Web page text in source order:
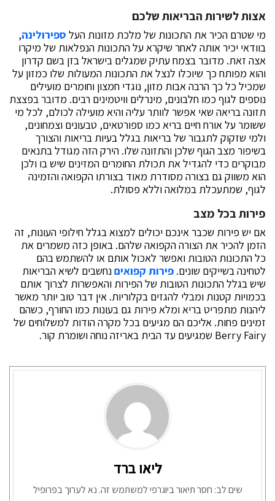
אצות לשירות הבריאות שלכם
מי שטרם הכיר את התכונות של מלכת מזונות העל ספירולינה,
בוודאי יכיר אותה לאחר שיקרא על התכונות הנפלאות של מיקרו
אצה זאת. מדובר בצמח עתיק שמגלים בישראל בזן בשם קדרון
והוא מפותח כך שיוכלו לנצל את התכונות המעולות שלו כמזון על
שמכיל כל כך הרבה אבות מזון, נוגדי חמצון וחומרים מועילים
נוספים לגוף כמו חלבונים, מינרלים וויטמינים רבים. מדובר בפצצת
תזונה בריאה שאי אפשר לוותר עליה והיא מועילה לכולם, לכל מי
ששומר על אורח חיים בריא כמו ספורטאים, טבעונים וצמחונים,
ולמי שזקוק לתגבור של בריאות בגלל בעיות בריאות והצורך
בשיפור מצב הגוף שלכן והתזונה שלו. הירק הזה מגודל בתנאים
מבוקרים כדי להגדיל את תכולת החומרים המזינים שיש בו ולכן
הוא משווק גם בצורה מסודרת מאוד בצורתו הקפואה והזמינה
לגוף, שמתעכלת במלואה וללא פסולת.
פירות בכל מצב
אם יש פירות שכבר אינכם יכולים למצוא בגלל חילופי העונות, זה
הזמן להכיר את הצורה הקפואה שלהם. באופן כזה משמרים את
כל התכונות הטובות ואפשר לאכול אותם או להשתמש בהם
לטחינה בשייקים שונים. פירות קפואיםנחשבים לשיא הבריאות
שיש בגלל התכונות הטובות של הפירות והאפשרות לצרוך אותם
בכמויות קטנות ומבלי להגזים בקלוריות. אין דבר טוב יותר מאשר
ליהנות מתפריט בריא ומלא פירות גם בעונות כמו החורף, כשהם
זמינים פחות. אליכם הם מגיעים בכל מקרה הודות למשלוחים של
Berry Fairy שמגיעים עד הבית באריזה נוחה ושומרת קור.
ליאו ברד
שים לב: חסר תיאור ביוגרפי למשתמש זה. נא לערוך בפרופיל